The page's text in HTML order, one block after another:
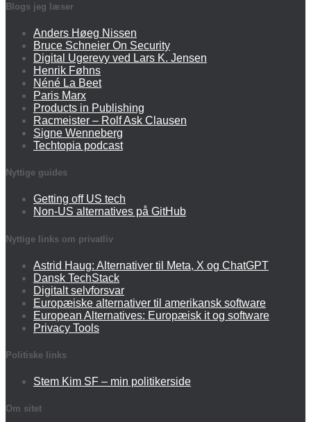
Blogs jeg læser
Anders Høeg Nissen
Bruce Schneier On Security
Digital Ugerevy ved Lars K. Jensen
Henrik Føhns
Néné La Beet
Paris Marx
Products in Publishing
Racmeister – Rolf Ask Clausen
Signe Wenneberg
Techtopia podcast
Nyttige guides
Getting off US tech
Non-US alternatives på GitHub
Nyttige links om privatliv
Astrid Haug: Alternativer til Meta, X og ChatGPT
Dansk TechStack
Digitalt selvforsvar
Europæiske alternativer til amerikansk software
European Alternatives: Europæisk it og software
Privacy Tools
Politiske links
Stem Kim SF – min politikerside
Om sitet